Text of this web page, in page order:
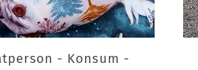
- Konsum -